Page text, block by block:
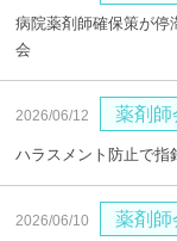
病院薬剤師確保策が
会
2026/06/12 薬剤師
ハラスメント防止で
2026/06/10 薬剤師